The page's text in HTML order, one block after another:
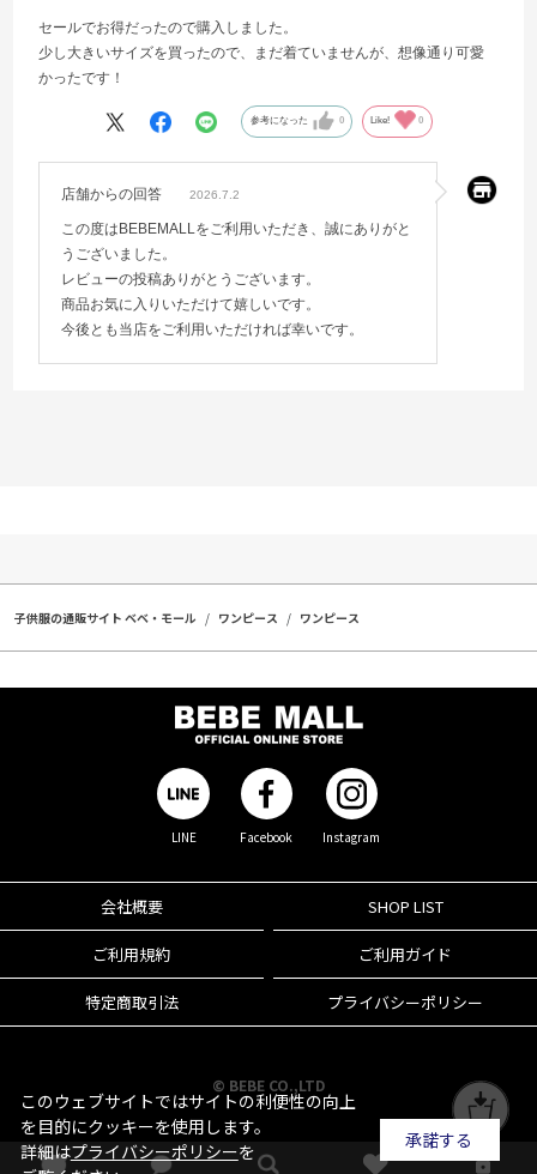
セールでお得だったので購入しました。
少し大きいサイズを買ったので、まだ着ていませんが、想像通り可愛
かったです！
参考になった 0 Like! 0
店舗からの回答 2026.7.2
この度はBEBEMALLをご利用いただき、誠にありがと
うございました。
レビューの投稿ありがとうございます。
商品お気に入りいただけて嬉しいです。
今後とも当店をご利用いただければ幸いです。
子供服の通販サイト ベベ・モール ワンピース ワンピース
LINE Facebook Instagram
会社概要 SHOP LIST
ご利用規約 ご利用ガイド
特定商取引法 プライバシーポリシー
© BEBE CO.,LTD
このウェブサイトではサイトの利便性の向上
を目的にクッキーを使用します。
詳細はプライバシーポリシーを
承諾する